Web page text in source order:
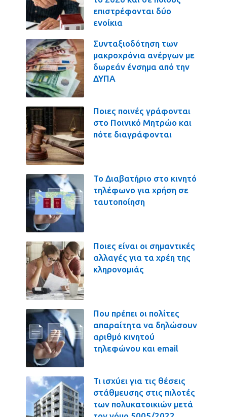
επιστρέφονται δύο
ενοίκια
Συνταξιοδότηση των
μακροχρόνια ανέργων με
δωρεάν ένσημα από την
ΔΥΠΑ
Ποιες ποινές γράφονται
στο Ποινικό Μητρώο και
πότε διαγράφονται
Το Διαβατήριο στο κινητό
τηλέφωνο για χρήση σε
ταυτοποίηση
Ποιες είναι οι σημαντικές
αλλαγές για τα χρέη της
κληρονομιάς
Που πρέπει οι πολίτες
απαραίτητα να δηλώσουν
αριθμό κινητού
τηλεφώνου και email
Τι ισχύει για τις θέσεις
στάθμευσης στις πιλοτές
των πολυκατοικιών μετά